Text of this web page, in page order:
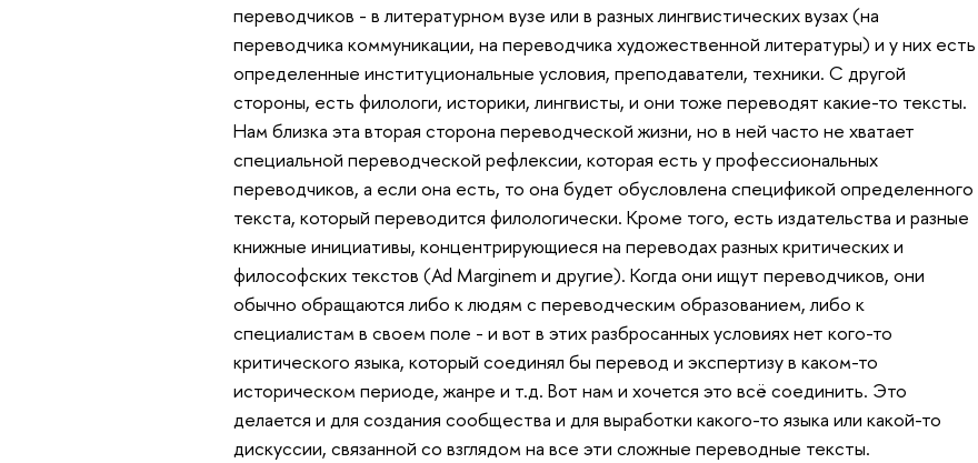
переводчиков - в литературном вузе или в разных лингвистических вузах (на
переводчика коммуникации, на переводчика художественной литературы) и у них есть
определенные институциональные условия, преподаватели, техники. С другой
стороны, есть филологи, историки, лингвисты, и они тоже переводят какие-то тексты.
Нам близка эта вторая сторона переводческой жизни, но в ней часто не хватает
специальной переводческой рефлексии, которая есть у профессиональных
переводчиков, а если она есть, то она будет обусловлена спецификой определенного
текста, который переводится филологически. Кроме того, есть издательства и разные
книжные инициативы, концентрирующиеся на переводах разных критических и
философских текстов (Ad Marginem и другие). Когда они ищут переводчиков, они
обычно обращаются либо к людям с переводческим образованием, либо к
специалистам в своем поле - и вот в этих разбросанных условиях нет кого-то
критического языка, который соединял бы перевод и экспертизу в каком-то
историческом периоде, жанре и т.д. Вот нам и хочется это всё соединить. Это
делается и для создания сообщества и для выработки какого-то языка или какой-то
дискуссии, связанной со взглядом на все эти сложные переводные тексты.